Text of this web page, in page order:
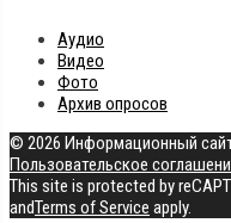
Аудио
Видео
Фото
Архив опросов
© 2026 Информационный
Пользовательское
This site is protected by
andTerms of Service apply.